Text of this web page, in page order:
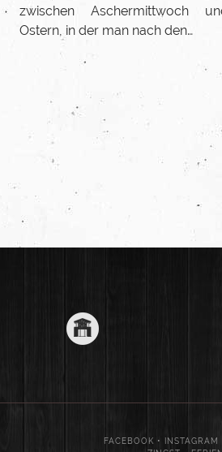
zwischen Aschermittwoch
Ostern, in der man nach den…
FACEBOOK • INSTAGRAM